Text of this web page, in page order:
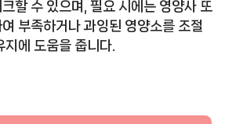
할 수 있으며, 필요 시에는 영양사 또
부족하거나 과잉된 영양소를 조절
에 도움을 줍니다.